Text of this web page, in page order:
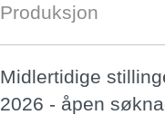
Produksjon
Midlertidige
2026 - åpen